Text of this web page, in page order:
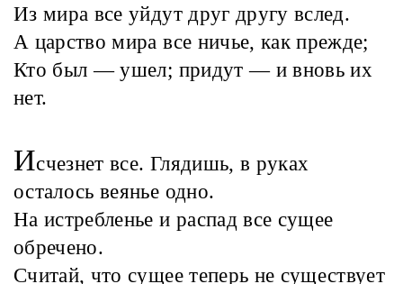
Из мира все уйдут друг другу вслед.
А царство мира все ничье, как прежде;
Кто был — ушел; придут — и вновь их
нет.
Исчезнет все. Глядишь, в руках
осталось веянье одно.
На истребленье и распад все сущее
обречено.
Считай, что сущее теперь не существует